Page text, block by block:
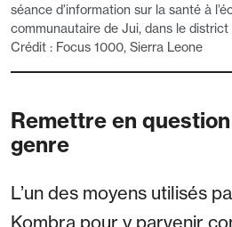
séance d’information sur la santé à
communautaire de Jui, dans le
Crédit : Focus 1000, Sierra Leone
Remettre en
genre
L’un des moyens utilisés
Kombra pour y parvenir